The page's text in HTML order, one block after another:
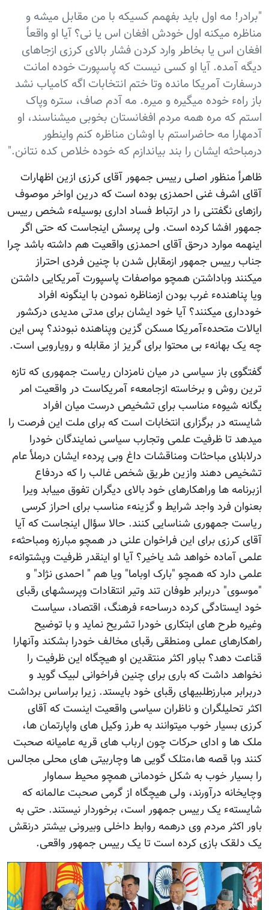
"برادر! مه اول باید بفهمم کسیکه با من مقابل میشه و
مناظره میکنه اول خودش افغان اس یا نی؟ آیا او واقعأ
افغان اس یا بخاطر وارد کردن فشار بالای کرزی ازجاهای
دیگه آمده. آیا او کسی نیست که پاسپورت خوده امانت
درسفارت آمریکا مانده وتا ختم انتخابات اگه کامیاب نشد
باز راهء خوده میگیره و میره. مه آدم صاف، ستره وپاک
استم که مره همه مردم افغانستان بخوبی میشناسند، او
آدمهارا مه حاضراستم با اوشان مناظره کنم واینطور
درمباحثه ایشان را بند بیاندازم که خوده خلاص کده نتانن."
ظاهرأ منظور اصلی رییس جمهور آقای کرزی ازین اظهارات
آقای اشرف غنی احمدزی بوده است که درین اواخر موصوف
رازهای نگفتنی را در ارتباط فساد اداری بوسیلهء شخص رییس
جمهور افشا کرده است. ولی پرسش اینجاست که حتی اگر
اینهمه موارد درحق آقای احمدزی واقعیت هم داشته باشد چرا
جناب رییس جمهور ازمقابل شدن با چنین فردی احتراز
میکنند وباداشتن همچو مواصفات پاسپورت آمریکایی داشتن
ویا پناهندهء غرب بودن ازمناظره نمودن با اینگونه افراد
خودداری میکنند؟ آیا خود ایشان برای مدتی مدیدی درکشور
ایالات متحدهءآمریکا مسکن گزین وپناهنده نبودند؟ پس این
چه یک بهانهء بی محتوا برای گریز از مقابله و رویارویی است.
گفتگوی باز سیاسی در میان نامزدان ریاست جمهوری که تازه
ترین روش و برخاسته ازجامعهء آمریکاست در واقعیت امر
یگانه شیوهء مناسب برای تشخیص درست میان افراد
شایسته در برگزاری انتخابات است که برای ملت این فرصت را
میدهد تا ظرفیت علمی وتجارب سیاسی نمایندگان خودرا
درلابلای مباحثات ومناقشات داغ وبی پردهء ایشان درملأ عام
تشخیص دهند وازین طریق شخص غالب را که دردفاع
ازبرنامه ها وراهکارهای خود بالای دیگران تفوق مییابد ویرا
بعنوان فرد واجد شرایط و گزینهء مناسب برای احراز کرسی
ریاست جمهوری شناسایی کنند. حالا سؤال اینجاست که آیا
آقای کرزی برای این فراخوان علنی در همچو مبارزه ومباحثهء
علمی آماده خواهد شد یاخیر؟ آیا او اینقدر ظرفیت وپشتوانهء
علمی دارد که همچو "بارک اوباما" ویا هم " احمدی نژاد" و
"موسوی" دربرابر طوفان تند وتیر انتقادات وپرسشهای رقبای
خود ایستادگی کرده درساحهء فرهنگ، اقتصاد، سیاست
وغیره طرح های ابتکاری خودرا تشریح نماید و با توضیح
راهکارهای عملی ومنطقی رقبای مخالف خودرا بشکند وآنهارا
قناعت دهد؟ بباور اکثر منتقدین او هیچگاه این ظرفیت را
نخواهد داشت که باری برای چنین فراخوانی لبیک گوید و
دربرابر مبارزطلبیهای رقبای خود بایستد. زیرا براساس برداشت
اکثر تحلیلگران و ناظران سیاسی واقعیت اینست که آقای
کرزی بسیار خوب میتوانند به طرز وکیل های واپارتمان ها،
ملک ها و ادای حرکات چون ارباب های قریه عامیانه صحبت
کنند وبا قصه ها،متلک گویی ها وچاربیتی های محلی مجالس
را بسیار خوب به شکل خودمانی همچو محیط سماوار
وچایخانه درآورند، ولی هیچگاه از گرمی صحبت عالمانه که
شایستهء یک رییس جمهور است، برخوردار نیستند. حتی به
باور اکثر مردم وی درهمه روابط داخلی وبیرونی بیشتر درنقش
یک دلقک بازی کرده است تا یک رییس جمهور واقعی.